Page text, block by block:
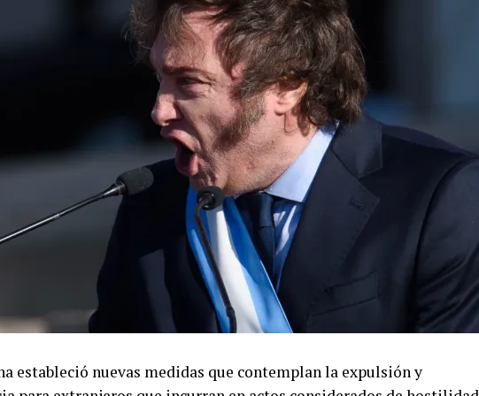
justicia a los responsables de delitos violentos continúa dando
estableció nuevas medidas que contemplan la expulsión y